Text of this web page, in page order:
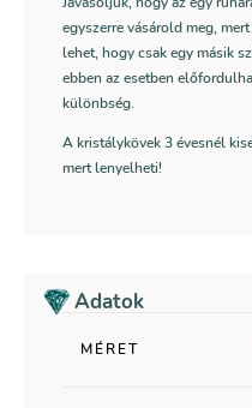
egyszerre vásárold meg,
lehet, hogy csak egy másik
ebben az esetben
különbség.
A kristálykövek 3 évesnél
mert lenyelheti!
Adatok
MÉRET